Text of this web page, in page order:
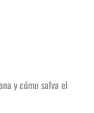
y cómo salva el